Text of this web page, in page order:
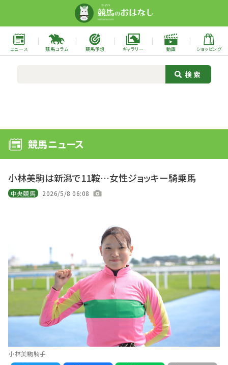
ニュース 競馬コラム 競馬予想 ギャラリー 動画 ショッピング
競馬ニュース
小林美駒は新潟で11鞍…女性ジョッキー騎乗馬
中央競馬 2026/5/8 06:08
小林美駒騎手